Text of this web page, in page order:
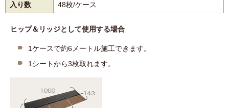
入り数 48枚/ケース
ヒップ＆リッジとして使用する場合
1ケースで約6メートル施工できます。
1シートから3枚取れます。